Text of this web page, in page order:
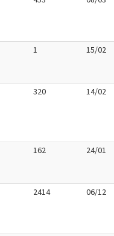
1 15/02
320 14/02
162 24/01
2414 06/12